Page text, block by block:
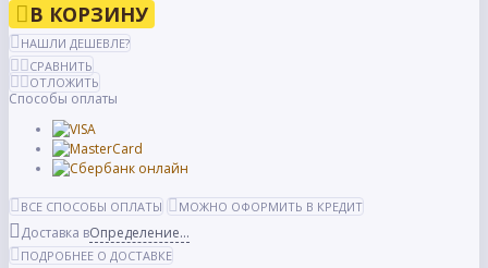
В КОРЗИНУ
НАШЛИ ДЕШЕВЛЕ?
СРАВНИТЬ
ОТЛОЖИТЬ
Способы оплаты
ВСЕ СПОСОБЫ ОПЛАТЫ МОЖНО ОФОРМИТЬ В КРЕДИТ
Доставка вОпределение...
ПОДРОБНЕЕ О ДОСТАВКЕ